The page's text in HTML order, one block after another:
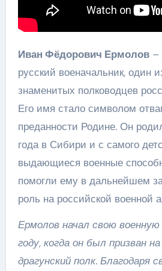
Иван Фёдорович Ермолов–
русский военачальник, один
знаменитых полководцев
Его имя стало символом
преданности Родине. Он
года в Сибири и с самого
выдающиеся военные
помогли ему в дальнейшем
роль на российской военной
Ермолов начал свою военную
году, когда он был призван
драгунский полк. Благодаря